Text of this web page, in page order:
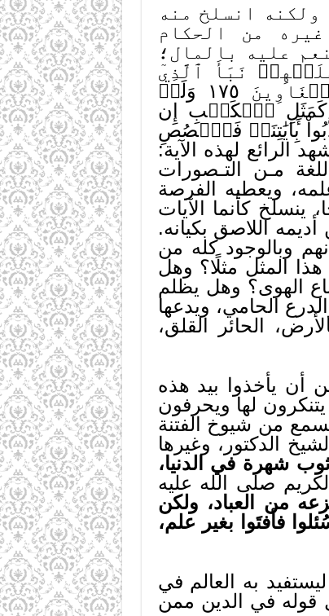
ولكنه انسلخ منه
من الحكام
عليه بالمال؛
عَلَيۡهِمۡ نَبَأَ ٱلَّذِيٓ
ءَاتَيۡنَٰهُ ءَايَٰتِنَا فَٱنسَلَخَ مِنۡهَا فَأَتۡبَعَهُ ٱلشَّيۡطَٰنُ فَكَانَ مِنَ ٱلۡغَاوِينَ ١٧٥ وَلَوۡ
كَمَثَلِ ٱلۡكَلۡبِ إِن
بِ‍َٔايَٰتِنَاۚ فَٱقۡصُصِ
لهذه الآية:
مـن التـصورات
ويعطيه الفرصة
ينسلخ كأنما الآيات
اللاصق بكيانه.
وبالوجود كله من
المثل مثلًا؟ وهل
الهوى؟ وهل يظلم
الحامي، ويدعها
الحائر القلق،
أن يأخذوا بيد هذه
لها ويحرفون
من شيوخ الفتنة
الدكتور، وغيرها
شهرة في الدنيا،
صلى الله عليه
من العباد، ولكن
فأفتَوا بغير علم،
به العالم في
قوله في الدين ممن